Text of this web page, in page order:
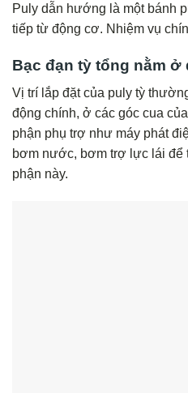
Puly dẫn hướng là một bánh
tiếp từ động cơ. Nhiệm vụ
Bạc đạn tỳ tổng nằm ở
Vị trí lắp đặt của puly tỳ
động chính, ở các góc cua
phận phụ trợ như máy phát
bơm nước, bơm trợ lực lái để
phận này.